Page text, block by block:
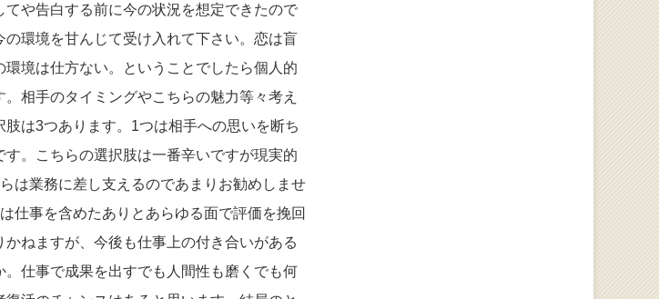
や告白する前に今の状況を想定できたので
環境を甘んじて受け入れて下さい。恋は盲
境は仕方ない。ということでしたら個人的
相手のタイミングやこちらの魅力等々考え
は3つあります。1つは相手への思いを断ち
。こちらの選択肢は一番辛いですが現実的
は業務に差し支えるのであまりお勧めしませ
仕事を含めたありとあらゆる面で評価を挽回
ねますが、今後も仕事上の付き合いがある
仕事で成果を出すでも人間性も磨くでも何